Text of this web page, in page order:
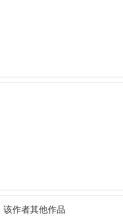
该作者其他作品